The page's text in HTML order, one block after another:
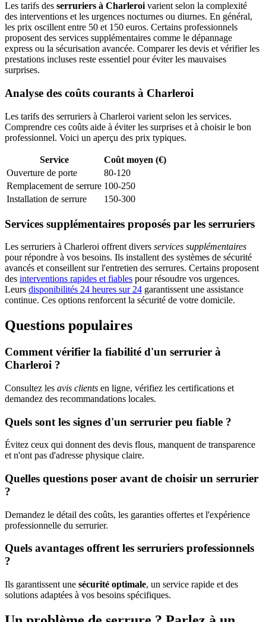
Les tarifs des serruriers à Charleroi varient selon la complexité
des interventions et les urgences nocturnes ou diurnes. En général,
les prix oscillent entre 50 et 150 euros. Certains professionnels
proposent des services supplémentaires comme le dépannage
express ou la sécurisation avancée. Comparer les devis et vérifier les
prestations incluses reste essentiel pour éviter les mauvaises
surprises.
Analyse des coûts courants à Charleroi
Les tarifs des serruriers à Charleroi varient selon les services.
Comprendre ces coûts aide à éviter les surprises et à choisir le bon
professionnel. Voici un aperçu des prix typiques.
Service
Coût moyen (€)
Ouverture de porte
80-120
Remplacement de serrure 100-250
Installation de serrure
150-300
Services supplémentaires proposés par les serruriers
Les serruriers à Charleroi offrent divers services supplémentaires
pour répondre à vos besoins. Ils installent des systèmes de sécurité
avancés et conseillent sur l'entretien des serrures. Certains proposent
des interventions rapides et fiables pour résoudre vos urgences.
Leurs disponibilités 24 heures sur 24 garantissent une assistance
continue. Ces options renforcent la sécurité de votre domicile.
Questions populaires
Comment vérifier la fiabilité d'un serrurier à
Charleroi ?
Consultez les avis clients en ligne, vérifiez les certifications et
demandez des recommandations locales.
Quels sont les signes d'un serrurier peu fiable ?
Évitez ceux qui donnent des devis flous, manquent de transparence
et n'ont pas d'adresse physique claire.
Quelles questions poser avant de choisir un serrurier
?
Demandez le détail des coûts, les garanties offertes et l'expérience
professionnelle du serrurier.
Quels avantages offrent les serruriers professionnels
?
Ils garantissent une sécurité optimale, un service rapide et des
solutions adaptées à vos besoins spécifiques.